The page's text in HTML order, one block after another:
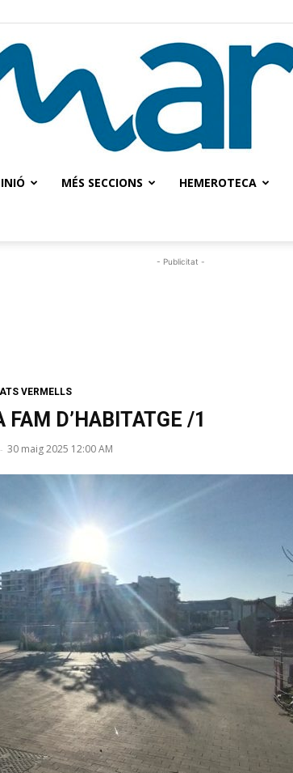
MÉS SECCIONS HEMEROTECA
- Publicitat -
VERMELLS
FAM D’HABITATGE /1
- 30 maig 2025 12:00 AM